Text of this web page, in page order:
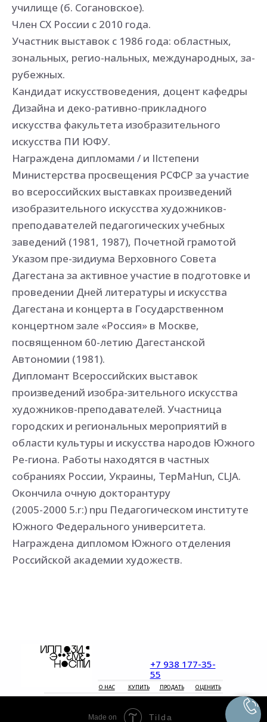
училище (б. Согановское).
Член СХ России с 2010 года.
Участник выставок с 1986 года: областных,
зональных, регио-нальных, международных, за-
рубежных.
Кандидат искусствоведения, доцент кафедры
Дизайна и деко-ративно-прикладного
искусства факультета изобразительного
искусства ПИ ЮФУ.
Награждена дипломами / и ІІстепени
Министерства просвещения РСФСР за участие
во всероссийских выставках произведений
изобразительного искусства художников-
преподавателей педагогических учебных
заведений (1981, 1987), Почетной грамотой
Указом пре-зидиума Верховного Совета
Дагестана за активное участие в подготовке и
проведении Дней литературы и искусства
Дагестана и концерта в Государственном
концертном зале «Россия» в Москве,
посвященном 60-летию Дагестанской
Автономии (1981).
Дипломант Всероссийских выставок
произведений изобра-зительного искусства
художников-преподавателей. Участница
городских и региональных мероприятий в
области культуры и искусства народов Южного
Ре-гиона. Работы находятся в частных
собраниях России, Украины, TepMaHun, CLJA.
Окончила очную докторантуру
(2005-2000 5.r:) npu Педагогическом институте
Южного Федерального университета.
Награждена дипломом Южного отделения
Российской академии художеств.
ПРОДАТЬ ОЦЕНИТЬ
КУПИТЬ
+7 938 177-35-
55
О НАС
Made on Tilda